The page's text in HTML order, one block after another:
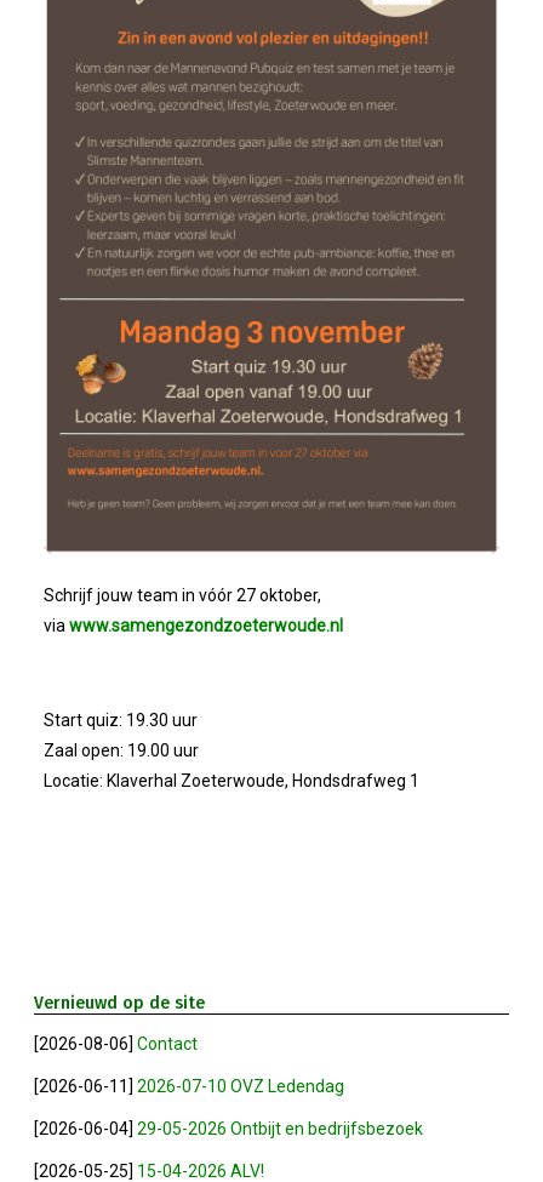
Geslaagde Nieuwjaarsreceptie OVZ
Bezoek Aan Mike Van Bemmelen
2025-01-02 Van De Voorzitter
Bezoek Aan Swetterhage
Winkeltijden Verruimd
Ontbijt Bij De Buren In Leiderdorp!
Geslaagde Ledendag!
2024-05-15 Bestuursvergadering
Verslag Van ALV 2024
Prachtige (leden-)dag 2023
Na 13 Jaar: Hugo Choufour Stopt Als
Eerste Zoeterwoudse
Schrijf jouw team in vóór 27 oktober,
via www.samengezondzoeterwoude.nl
Start quiz: 19.30 uur
Zaal open: 19.00 uur
Locatie: Klaverhal Zoeterwoude, Hondsdrafweg 1
Vernieuwd op de site
[2026-08-06] Contact
[2026-06-11] 2026-07-10 OVZ Ledendag
[2026-06-04] 29-05-2026 Ontbijt en bedrijfsbezoek
[2026-05-25] 15-04-2026 ALV!